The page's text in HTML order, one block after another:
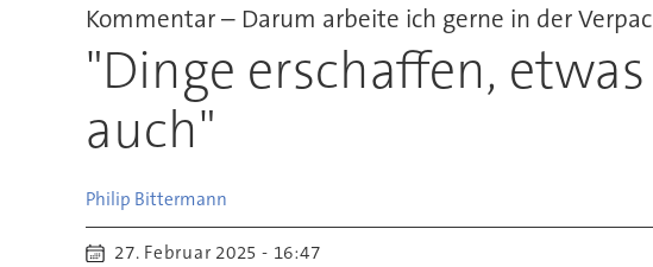
Kommentar – Darum arbeite ich gerne in der
"Dinge erschaffen,
auch"
Philip Bittermann
27. Februar 2025 - 16:47